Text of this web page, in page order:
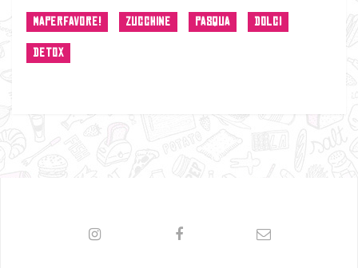
MAPERFAVORE! ZUCCHINE PASQUA DOLCI
DETOX